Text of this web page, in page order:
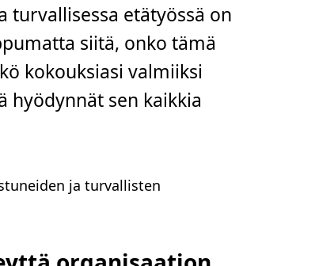
turvallisessa etätyössä on
siitä, onko tämä
kokouksiasi valmiiksi
hyödynnät sen kaikkia
ja turvallisten